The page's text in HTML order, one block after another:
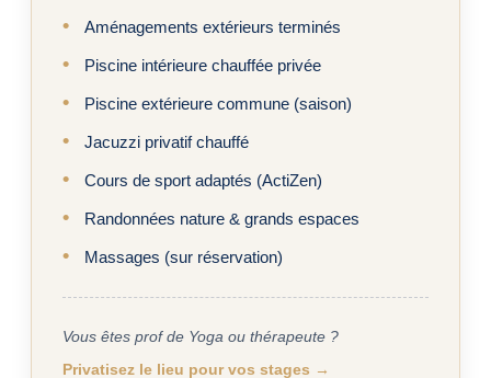
Aménagements extérieurs terminés
Piscine intérieure chauffée privée
Piscine extérieure commune (saison)
Jacuzzi privatif chauffé
Cours de sport adaptés (ActiZen)
Randonnées nature & grands espaces
Massages (sur réservation)
Vous êtes prof de Yoga ou thérapeute ?
Privatisez le lieu pour vos stages →